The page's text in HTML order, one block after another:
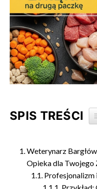
SPIS TREŚCI
Weterynarz
Opieka dla Twojego
Profesjonalizm